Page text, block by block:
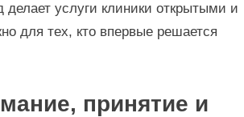
делает услуги клиники открытыми и
для тех, кто впервые решается
принятие и